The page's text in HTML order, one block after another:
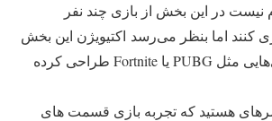
نیست در این بخش از بازی چند نفر
کنند اما بنظر می‌رسد اکتیویژن این بخش
از بازی را مانند بازی‌هایی مثل PUBG یا Fortnite طراحی کرده
هستید که تجربه بازی قسمت های